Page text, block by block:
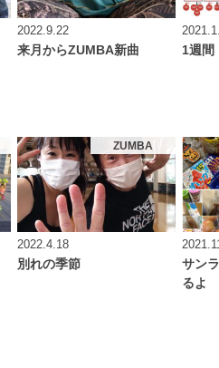
2022.9.22
来月からZUMBA新曲 1週間
ZUMBA
2022.4.18
別れの季節
サン
るよ